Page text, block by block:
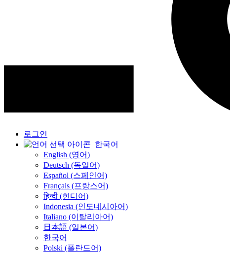
로그인
한국어
English (영어)
Deutsch (독일어)
Español (스페인어)
Français (프랑스어)
हिन्दी (힌디어)
Indonesia (인도네시아어)
Italiano (이탈리아어)
日本語 (일본어)
한국어
Polski (폴란드어)